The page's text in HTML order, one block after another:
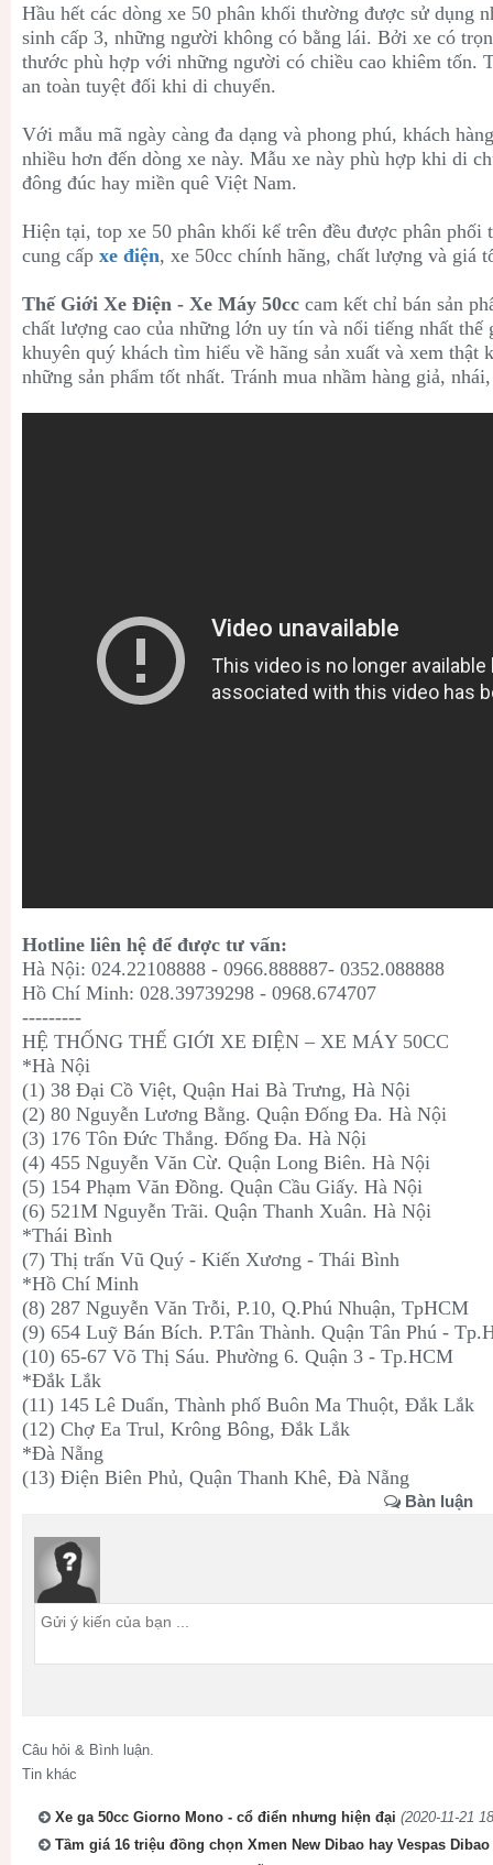
Hầu hết các dòng xe 50 phân khối thường được sử dụng
sinh cấp 3, những người không có bằng lái. Bởi xe có
thước phù hợp với những người có chiều cao khiêm tốn.
an toàn tuyệt đối khi di chuyển.
Với mẫu mã ngày càng đa dạng và phong phú, khách
nhiều hơn đến dòng xe này. Mẫu xe này phù hợp khi di
đông đúc hay miền quê Việt Nam.
Hiện tại, top xe 50 phân khối kể trên đều được phân
cung cấp xe điện, xe 50cc chính hãng, chất lượng và giá
Thế Giới Xe Điện - Xe Máy 50cc cam kết chỉ bán sản
chất lượng cao của những lớn uy tín và nổi tiếng nhất
khuyên quý khách tìm hiểu về hãng sản xuất và xem thật
những sản phẩm tốt nhất. Tránh mua nhầm hàng giả,
Hotline liên hệ để được tư vấn:
Hà Nội: 024.22108888 - 0966.888887- 0352.088888
Hồ Chí Minh: 028.39739298 - 0968.674707
---------
HỆ THỐNG THẾ GIỚI XE ĐIỆN – XE MÁY 50CC
*Hà Nội
(1) 38 Đại Cồ Việt, Quận Hai Bà Trưng, Hà Nội
(2) 80 Nguyễn Lương Bằng. Quận Đống Đa. Hà Nội
(3) 176 Tôn Đức Thắng. Đống Đa. Hà Nội
(4) 455 Nguyễn Văn Cừ. Quận Long Biên. Hà Nội
(5) 154 Phạm Văn Đồng. Quận Cầu Giấy. Hà Nội
(6) 521M Nguyễn Trãi. Quận Thanh Xuân. Hà Nội
*Thái Bình
(7) Thị trấn Vũ Quý - Kiến Xương - Thái Bình
*Hồ Chí Minh
(8) 287 Nguyễn Văn Trỗi, P.10, Q.Phú Nhuận, TpHCM
(9) 654 Luỹ Bán Bích. P.Tân Thành. Quận Tân Phú -
(10) 65-67 Võ Thị Sáu. Phường 6. Quận 3 - Tp.HCM
*Đắk Lắk
(11) 145 Lê Duẩn, Thành phố Buôn Ma Thuột, Đắk Lắk
(12) Chợ Ea Trul, Krông Bông, Đắk Lắk
*Đà Nẵng
(13) Điện Biên Phủ, Quận Thanh Khê, Đà Nẵng
Bàn luận
Câu hỏi & Bình luận.
Tin khác
Xe ga 50cc Giorno Mono - cổ điển nhưng hiện đại (2020-11-21
Tầm giá 16 triệu đồng chọn Xmen New Dibao hay Vespas